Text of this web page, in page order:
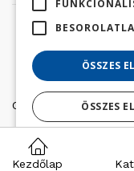
Copyright © 2022
Kezdőlap
ÖSSZES
ÖSSZES
Részletek